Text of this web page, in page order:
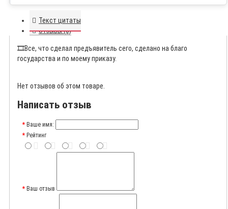
Текст цитаты
Отзывы (0)
🎞️Все, что сделал предъявитель сего, сделано на благо
государства и по моему приказу.
Нет отзывов об этом товаре.
Написать отзыв
Ваше имя:
Рейтинг
Ваш отзыв